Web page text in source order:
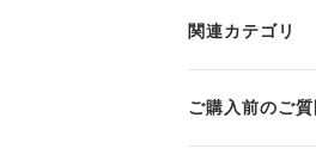
関連カテゴリ
ご購入前のご